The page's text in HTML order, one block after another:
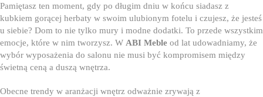
Pamiętasz ten moment, gdy po długim dniu w końcu siadasz z
kubkiem gorącej herbaty w swoim ulubionym fotelu i czujesz, że jesteś
u siebie? Dom to nie tylko mury i modne dodatki. To przede wszystkim
emocje, które w nim tworzysz. W ABI Meble od lat udowadniamy, że
wybór wyposażenia do salonu nie musi być kompromisem między
świetną ceną a duszą wnętrza.
Obecne trendy w aranżacji wnętrz odważnie zrywają z